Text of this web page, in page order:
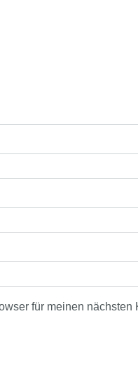
für meinen nächsten